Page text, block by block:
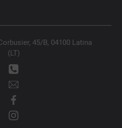
45/B, 04100 Latina
(LT)